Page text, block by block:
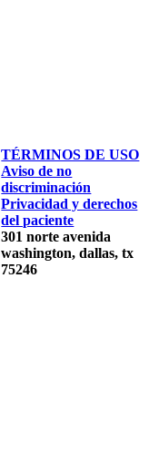
TÉRMINOS DE USO
Aviso de no
discriminación
Privacidad y derechos
del paciente
301 norte avenida
washington, dallas, tx
75246